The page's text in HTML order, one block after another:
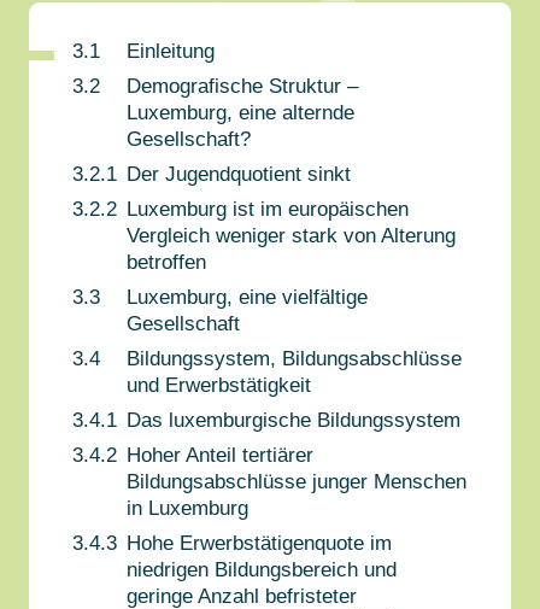
3.1
Einleitung
3.2
Demografische Struktur –
Luxemburg, eine alternde
Gesellschaft?
3.2.1 Der Jugendquotient sinkt
3.2.2 Luxemburg ist im europäischen
Vergleich weniger stark von Alterung
betroffen
3.3
Luxemburg, eine vielfältige
Gesellschaft
3.4
Bildungssystem, Bildungsabschlüsse
und Erwerbstätigkeit
3.4.1 Das luxemburgische Bildungssystem
3.4.2 Hoher Anteil tertiärer
Bildungsabschlüsse junger Menschen
in Luxemburg
3.4.3 Hohe Erwerbstätigenquote im
niedrigen Bildungsbereich und
geringe Anzahl befristeter